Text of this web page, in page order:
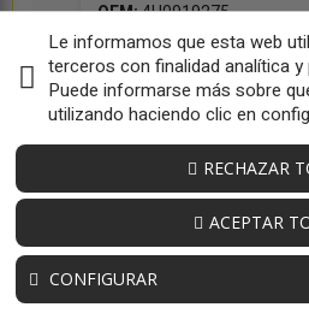
OEM:4H0919275
ID:227608
25,00 € sin iva
30,25 € iva inc
Le informamos que esta web
terceros con finalidad analítica y
Puede informarse más sobre
utilizando haciendo clic en
CONFIGURAR
RECHAZAR
ACEPTAR